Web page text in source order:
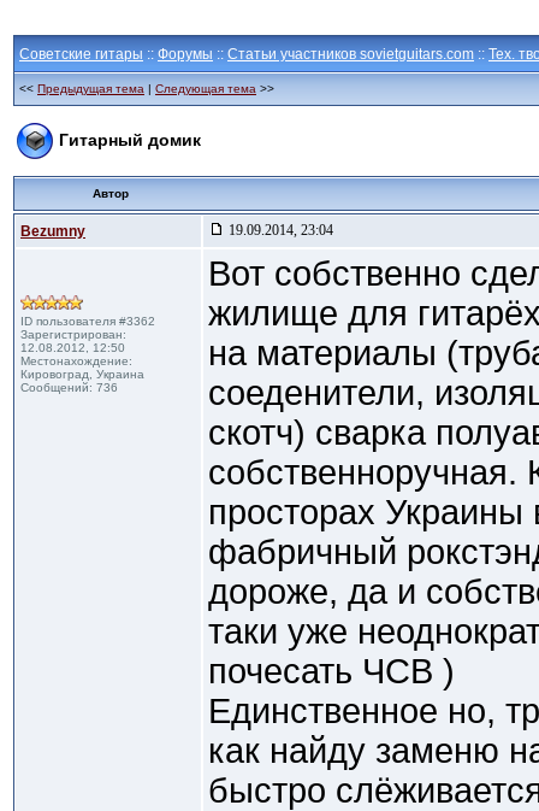
Советские гитары :: Форумы :: Статьи участников sovietguitars.com :: Тех.
<< Предыдущая тема | Следующая тема >>
Гитарный домик
Автор
Bezumny 19.09.2014, 23:04
ID пользователя #3362
Зарегистрирован:
12.08.2012, 12:50
Местонахождение:
Кировоград, Украина
Сообщений: 736
Вот собственно
жилище для
на материалы
соеденители,
скотч) сварка
собственноручная.
просторах Украины
фабричный
дороже, да и
таки уже
почесать ЧСВ )
Единственное но,
как найду заменю
быстро